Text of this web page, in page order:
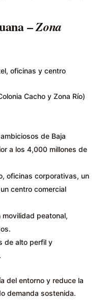
–Zona
oficinas y centro
Cacho y Zona Río)
de Baja
a los 4,000 millones de
oficinas corporativas, un
centro comercial
movilidad peatonal,
de alto perfil y
del entorno y reduce la
demanda sostenida.